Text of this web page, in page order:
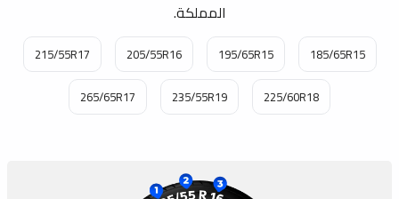
المملكة.
185/65R15
195/65R15
205/55R16
215/55R17
225/60R18
235/55R19
265/65R17